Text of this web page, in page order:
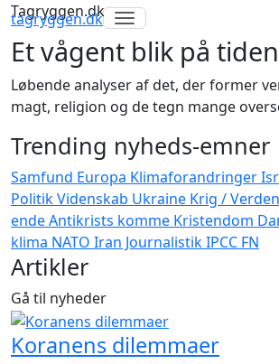
tagryggen.dk Toggle navigation
Tagryggen.dk
Et vågent blik på tiden
Løbende analyser af det, der former
magt, religion og de tegn mange
Trending nyheds-emner
Samfund Europa Klimaforandringer
PolitikVidenskab Ukraine Krig /
endeAntikrists komme Kristendom
klima NATO Iran JournalistikIPCC FN
Artikler
Gå til nyheder
Koranens dilemmaer